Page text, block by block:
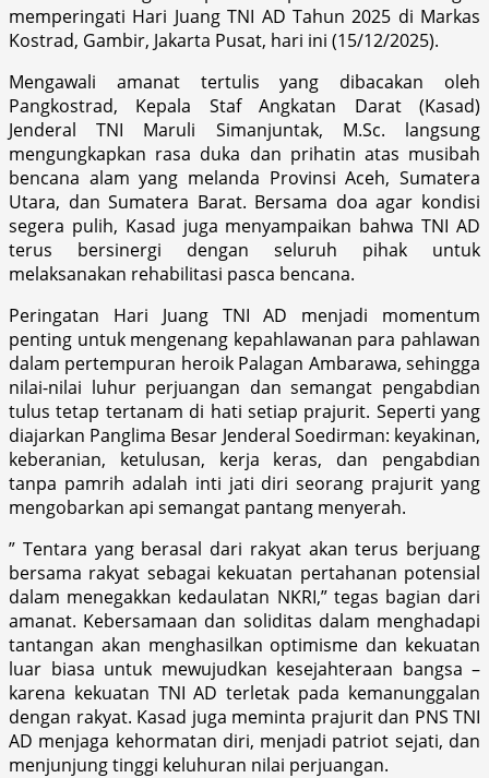
memperingati Hari Juang TNI AD Tahun 2025 di Markas
Kostrad, Gambir, Jakarta Pusat, hari ini (15/12/2025).
Mengawali amanat tertulis yang dibacakan oleh
Pangkostrad, Kepala Staf Angkatan Darat (Kasad)
Jenderal TNI Maruli Simanjuntak, M.Sc. langsung
mengungkapkan rasa duka dan prihatin atas musibah
bencana alam yang melanda Provinsi Aceh, Sumatera
Utara, dan Sumatera Barat. Bersama doa agar kondisi
segera pulih, Kasad juga menyampaikan bahwa TNI AD
terus bersinergi dengan seluruh pihak untuk
melaksanakan rehabilitasi pasca bencana.
Peringatan Hari Juang TNI AD menjadi momentum
penting untuk mengenang kepahlawanan para pahlawan
dalam pertempuran heroik Palagan Ambarawa, sehingga
nilai-nilai luhur perjuangan dan semangat pengabdian
tulus tetap tertanam di hati setiap prajurit. Seperti yang
diajarkan Panglima Besar Jenderal Soedirman: keyakinan,
keberanian, ketulusan, kerja keras, dan pengabdian
tanpa pamrih adalah inti jati diri seorang prajurit yang
mengobarkan api semangat pantang menyerah.
” Tentara yang berasal dari rakyat akan terus berjuang
bersama rakyat sebagai kekuatan pertahanan potensial
dalam menegakkan kedaulatan NKRI,” tegas bagian dari
amanat. Kebersamaan dan soliditas dalam menghadapi
tantangan akan menghasilkan optimisme dan kekuatan
luar biasa untuk mewujudkan kesejahteraan bangsa –
karena kekuatan TNI AD terletak pada kemanunggalan
dengan rakyat. Kasad juga meminta prajurit dan PNS TNI
AD menjaga kehormatan diri, menjadi patriot sejati, dan
menjunjung tinggi keluhuran nilai perjuangan.